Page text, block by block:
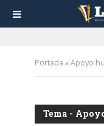
Portada »Apoyo
Tema -